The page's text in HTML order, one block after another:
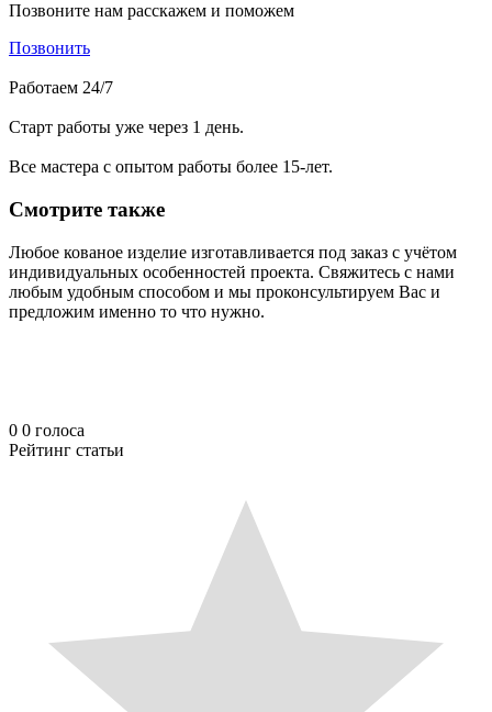
Позвоните нам расскажем и поможем
Позвонить
Работаем 24/7
Старт работы уже через 1 день.
Все мастера с опытом работы более 15-лет.
Смотрите также
Любое кованое изделие изготавливается под заказ с учётом
индивидуальных особенностей проекта. Свяжитесь с нами
любым удобным способом и мы проконсультируем Вас и
предложим именно то что нужно.
0 0 голоса
Рейтинг статьи